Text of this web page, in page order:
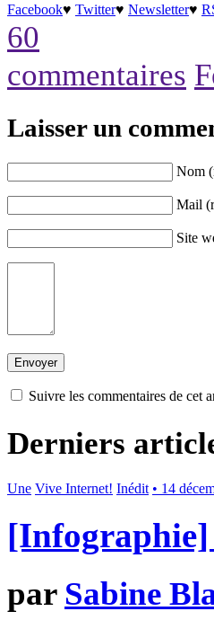
Facebook♥ Twitter♥ Newsletter♥
60
commentaires
Laisser un
Nom
Mail
Site
Suivre les commentaires de cet
Derniers
Une Vive Internet! Inédit • 14
[Infographie]
par Sabine